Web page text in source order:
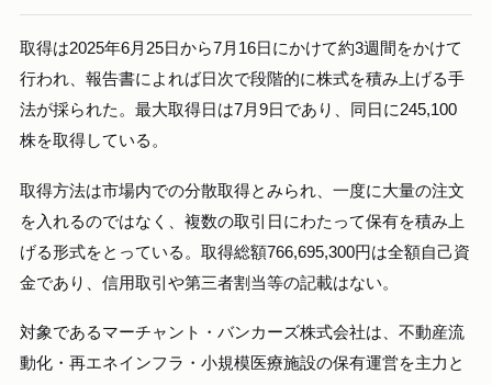
取得は2025年6月25日から7月16日にかけて約3週間をかけて
行われ、報告書によれば日次で段階的に株式を積み上げる手
法が採られた。最大取得日は7月9日であり、同日に245,100
株を取得している。
取得方法は市場内での分散取得とみられ、一度に大量の注文
を入れるのではなく、複数の取引日にわたって保有を積み上
げる形式をとっている。取得総額766,695,300円は全額自己資
金であり、信用取引や第三者割当等の記載はない。
対象であるマーチャント・バンカーズ株式会社は、不動産流
動化・再エネインフラ・小規模医療施設の保有運営を主力と